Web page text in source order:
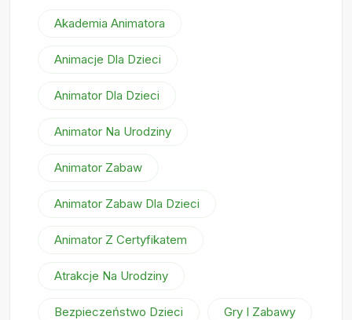
Akademia Animatora
Animacje Dla Dzieci
Animator Dla Dzieci
Animator Na Urodziny
Animator Zabaw
Animator Zabaw Dla Dzieci
Animator Z Certyfikatem
Atrakcje Na Urodziny
Bezpieczeństwo Dzieci Gry I Zabawy